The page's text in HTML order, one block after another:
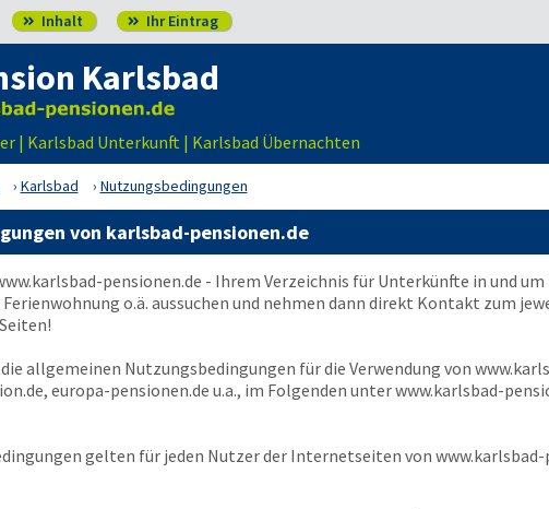
 Inhalt  Ihr Eintrag
Karlsbad
| Karlsbad Unterkunft | Karlsbad Übernachten
Karlsbad Nutzungsbedingungen
von karlsbad-pensionen.de
pensionen.de - Ihrem Verzeichnis für Unterkünfte in und
o.ä. aussuchen und nehmen dann direkt Kontakt zum
allgemeinen Nutzungsbedingungen für die Verwendung von
europa-pensionen.de u.a., im Folgenden unterwww.karlsbad-
gelten für jeden Nutzer der Internetseiten von